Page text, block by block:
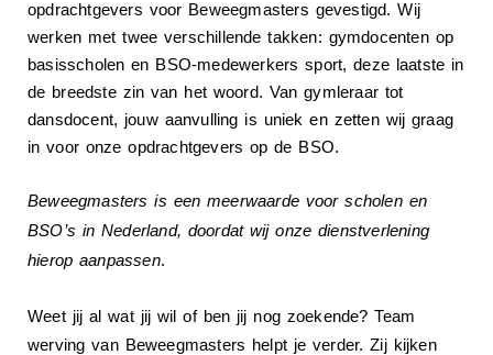
opdrachtgevers voor Beweegmasters gevestigd. Wij
werken met twee verschillende takken: gymdocenten op
basisscholen en BSO-medewerkers sport, deze laatste in
de breedste zin van het woord. Van gymleraar tot
dansdocent, jouw aanvulling is uniek en zetten wij graag
in voor onze opdrachtgevers op de BSO.
Beweegmasters is een meerwaarde voor scholen en
BSO’s in Nederland, doordat wij onze dienstverlening
hierop aanpassen.
Weet jij al wat jij wil of ben jij nog zoekende? Team
werving van Beweegmasters helpt je verder. Zij kijken